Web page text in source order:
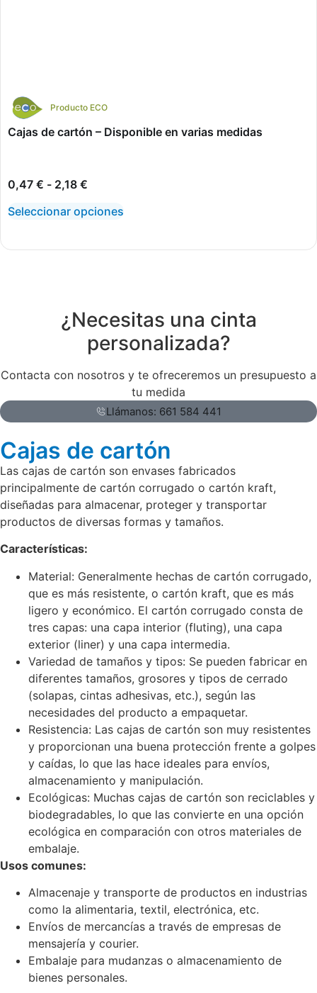
Producto ECO
Cajas de cartón – Disponible en varias medidas
0,47 € - 2,18 €
Seleccionar opciones
¿Necesitas una cinta
personalizada?
Contacta con nosotros y te ofreceremos un presupuesto a
tu medida
Llámanos: 661 584 441
Cajas de cartón
Las cajas de cartón son envases fabricados
principalmente de cartón corrugado o cartón kraft,
diseñadas para almacenar, proteger y transportar
productos de diversas formas y tamaños.
Características:
Material: Generalmente hechas de cartón corrugado,
que es más resistente, o cartón kraft, que es más
ligero y económico. El cartón corrugado consta de
tres capas: una capa interior (fluting), una capa
exterior (liner) y una capa intermedia.
Variedad de tamaños y tipos: Se pueden fabricar en
diferentes tamaños, grosores y tipos de cerrado
(solapas, cintas adhesivas, etc.), según las
necesidades del producto a empaquetar.
Resistencia: Las cajas de cartón son muy resistentes
y proporcionan una buena protección frente a golpes
y caídas, lo que las hace ideales para envíos,
almacenamiento y manipulación.
Ecológicas: Muchas cajas de cartón son reciclables y
biodegradables, lo que las convierte en una opción
ecológica en comparación con otros materiales de
embalaje.
Usos comunes:
Almacenaje y transporte de productos en industrias
como la alimentaria, textil, electrónica, etc.
Envíos de mercancías a través de empresas de
mensajería y courier.
Embalaje para mudanzas o almacenamiento de
bienes personales.